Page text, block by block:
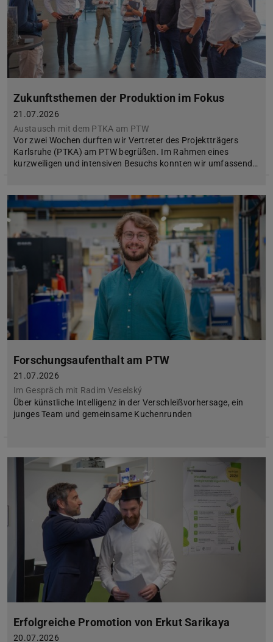
Zukunftsthemen der Produktion im Fokus
21.07.2026
Austausch mit dem PTKA am PTW
Vor zwei Wochen durften wir Vertreter des Projektträgers
Karlsruhe (PTKA) am PTW begrüßen. Im Rahmen eines
kurzweiligen und intensiven Besuchs konnten wir umfassend…
Forschungsaufenthalt am PTW
21.07.2026
Im Gespräch mit Radim Veselský
Über künstliche Intelligenz in der Verschleißvorhersage, ein
junges Team und gemeinsame Kuchenrunden
Erfolgreiche Promotion von Erkut Sarikaya
20.07.2026